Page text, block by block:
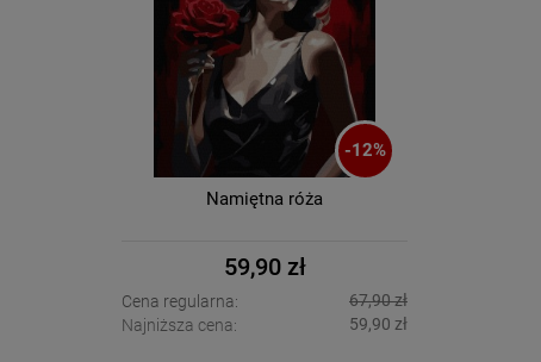
-12%
Namiętna róża
59,90 zł
Cena regularna:
67,90 zł
Najniższa cena:
59,90 zł